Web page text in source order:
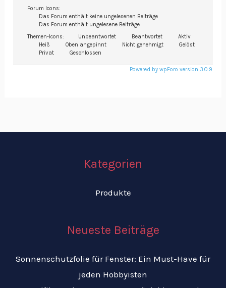
Forum Icons:
Das Forum enthält keine ungelesenen Beiträge
Das Forum enthält ungelesene Beiträge
Themen-Icons:
Unbeantwortet Beantwortet
Aktiv
Heiß
Oben angepinnt Nicht genehmigt
Gelöst
Privat
Geschlossen
Powered by wpForo version 3.0.9
Kategorien
Produkte
Neueste Beiträge
Sonnenschutzfolie für Fenster: Ein Must-Have für
jeden Hobbyisten